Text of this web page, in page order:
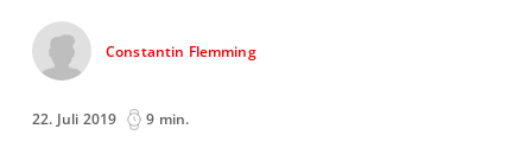
Constantin Flemming
22. Juli 2019 9 min.